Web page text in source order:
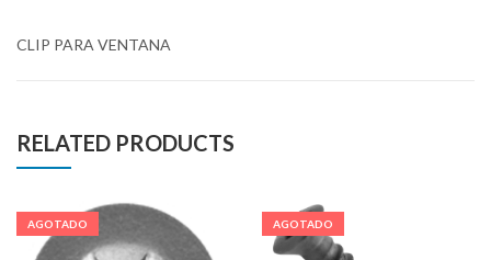
CLIP PARA VENTANA
RELATED PRODUCTS
AGOTADO AGOTADO